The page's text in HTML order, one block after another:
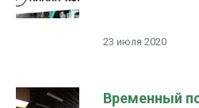
23 июля 2020
Временный